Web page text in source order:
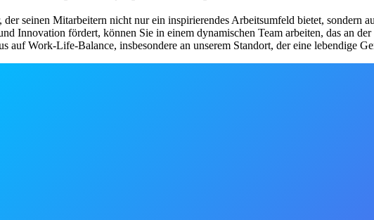
seinen Mitarbeitern nicht nur ein inspirierendes Arbeitsumfeld bietet,
Innovation fördert, können Sie in einem dynamischen Team arbeiten, das an
auf Work-Life-Balance, insbesondere an unserem Standort, der eine lebendige